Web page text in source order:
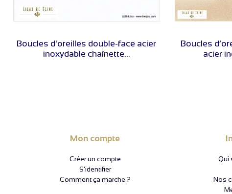
Boucles d'oreilles double-face acier
inoxydable chaînette...
Boucles
acier
Mon compte
Créer un compte
S'identifier
Comment ça marche ?
Qui
Nos